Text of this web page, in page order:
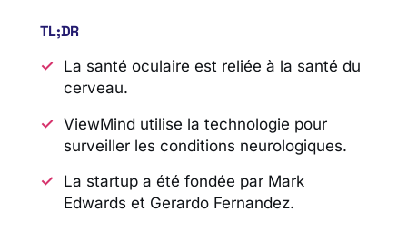
TL;DR
La santé oculaire est reliée à la santé du
cerveau.
ViewMind utilise la technologie pour
surveiller les conditions neurologiques.
La startup a été fondée par Mark
Edwards et Gerardo Fernandez.